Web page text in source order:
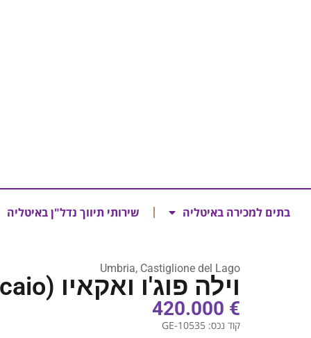
בתים למכירה באיטליה שירותי תיווך נדל"ן באיטליה
Umbria, Castiglione del Lago
וילה פוג'ו ואקאיו (Villa Poggio Vaccaio)
€ 420.000
קוד נכס: GE-10535